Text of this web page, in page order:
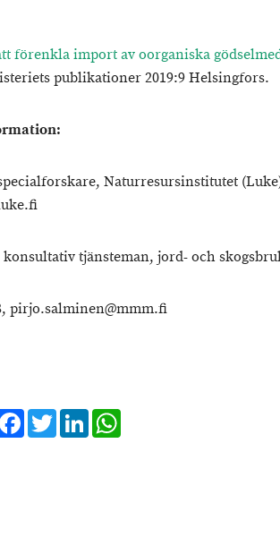
förenkla import av oorganiska
publikationer 2019:9 Helsingfors.
Naturresursinstitutet
tjänsteman, jord- och
pirjo.salminen@mmm.fi
Facebook
TwitterLinkedIn